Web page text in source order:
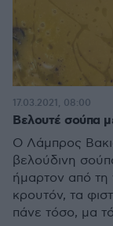
Βελουτέ σούπα
Ο Λάμπρος
βελούδινη
ήμαρτον από τη
κρουτόν, τα
πάνε τόσο, μα
17.03.2021, 08:00